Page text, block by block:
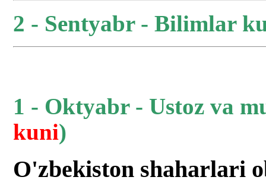
2 - Sentyabr - Bilimlar
1 - Oktyabr - Ustoz va
kuni)
O'zbekiston shaharlari